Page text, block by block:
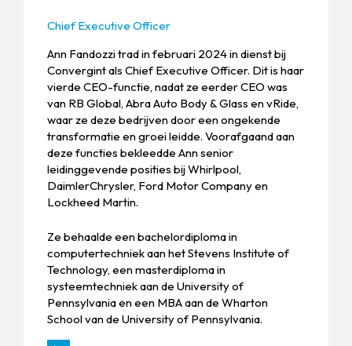
Chief Executive Officer
Ann Fandozzi trad in februari 2024 in dienst bij
Convergint als Chief Executive Officer. Dit is haar
vierde CEO-functie, nadat ze eerder CEO was
van RB Global, Abra Auto Body & Glass en vRide,
waar ze deze bedrijven door een ongekende
transformatie en groei leidde. Voorafgaand aan
deze functies bekleedde Ann senior
leidinggevende posities bij Whirlpool,
DaimlerChrysler, Ford Motor Company en
Lockheed Martin.
Ze behaalde een bachelordiploma in
computertechniek aan het Stevens Institute of
Technology, een masterdiploma in
systeemtechniek aan de University of
Pennsylvania en een MBA aan de Wharton
School van de University of Pennsylvania.